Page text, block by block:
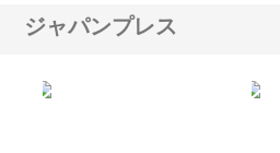
ジャパンプレス